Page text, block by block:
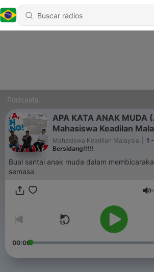
Podcasts
APA KATA ANAK MUDA
Mahasiswa Keadilan
Mahasiswa Keadilan Malaysia
1
Bersidang!!!!!
Bual santai anak muda dalam
semasa
00:00